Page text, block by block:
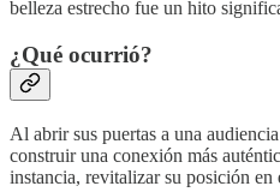
belleza estrecho fue un hito
¿Qué ocurrió?
Al abrir sus puertas a una
construir una conexión más
instancia, revitalizar su posición en